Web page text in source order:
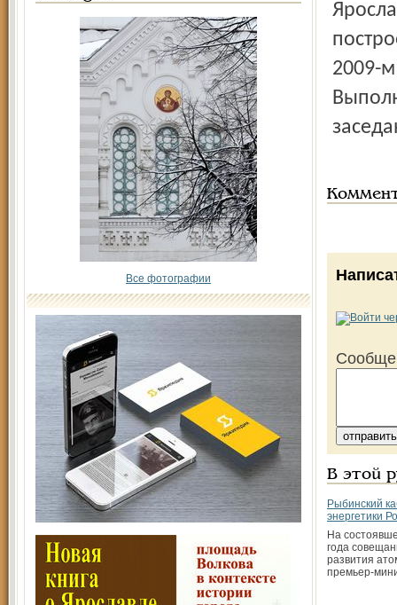
Все фотографии
2009-
В этой
Рыбинский
энергетики
На
года
развития
премьер-